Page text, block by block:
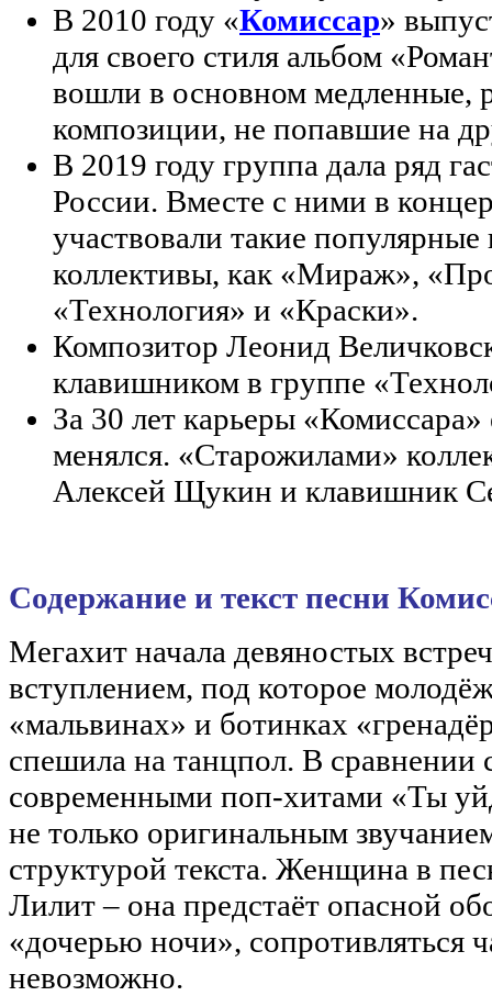
В 2010 году «Комиссар»
для своего стиля альбом
вошли в основном медленные,
композиции, не попавшие на
В 2019 году группа дала ряд
России. Вместе с ними в
участвовали такие
коллективы, как «Мираж»,
«Технология» и «Краски».
Композитор Леонид
клавишником в группе
За 30 лет карьеры «Комиссара»
менялся. «Старожилами»
Алексей Щукин и клавишник
Содержание и текст песни
Мегахит начала девяностых
вступлением, под которое
«мальвинах» и ботинках
спешила на танцпол. В сравнении
современными поп-хитами «Ты
не только оригинальным
структурой текста. Женщина в
Лилит – она предстаёт опасной
«дочерью ночи», сопротивляться
невозможно.